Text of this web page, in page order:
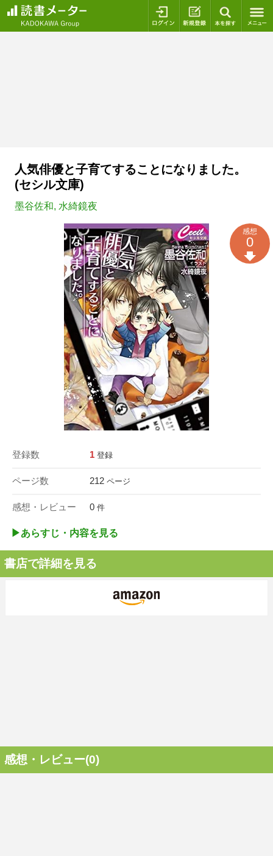
ログイン 新規登録
人気俳優と子育てすることになりました。
(セシル文庫)
墨谷佐和, 水綺鏡夜
登録数 1 登録
ページ数 212 ページ
感想・レビュー 0 件
感想
0
▶︎あらすじ・内容を見る
書店で詳細を見る
感想・レビュー(0)